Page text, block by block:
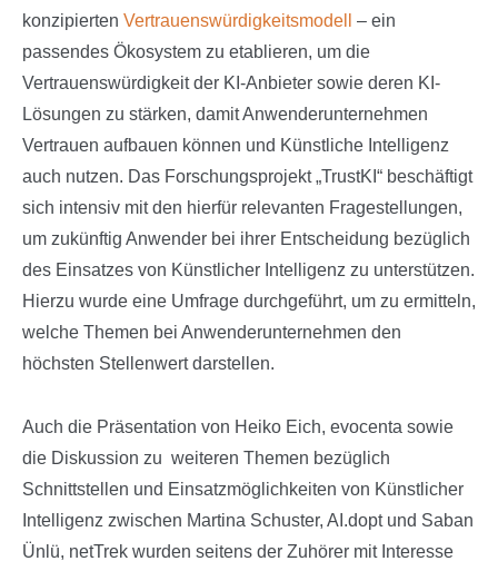
konzipierten Vertrauenswürdigkeitsmodell
– ein
passendes Ökosystem zu etablieren, um die
Vertrauenswürdigkeit der KI-Anbieter sowie deren KI-
Lösungen zu stärken, damit Anwenderunternehmen
Vertrauen aufbauen können und Künstliche Intelligenz
auch nutzen. Das Forschungsprojekt „TrustKI“ beschäftigt
sich intensiv mit den hierfür relevanten Fragestellungen,
um zukünftig Anwender bei ihrer Entscheidung bezüglich
des Einsatzes von Künstlicher Intelligenz zu unterstützen.
Hierzu wurde eine Umfrage durchgeführt, um zu ermitteln,
welche Themen bei Anwenderunternehmen den
höchsten Stellenwert darstellen.
Auch die Präsentation von Heiko Eich, evocenta sowie
die Diskussion zu weiteren Themen bezüglich
Schnittstellen und Einsatzmöglichkeiten von Künstlicher
Intelligenz zwischen Martina Schuster, AI.dopt und Saban
Ünlü, netTrek wurden seitens der Zuhörer mit Interesse